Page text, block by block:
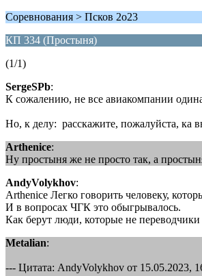
Соревнования > Псков 2о23
КП 334 (Простыня)
(1/1)
SergeSPb:
К сожалению, не все авиакомпании
Но, к делу: расскажите, пожалуйста, ка
Arthenice:
Ну простыня же не просто так, а
AndyVolykhov:
Arthenice Легко говорить человеку,
И в вопросах ЧГК это обыгрывалось.
Как берут люди, которые не
Metalian:
--- Цитата: AndyVolykhov от 15.05.2023,